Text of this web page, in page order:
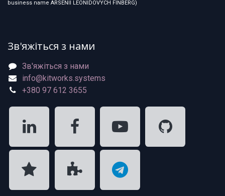
business name ARSENII LEONIDOVYCH FINBERG)
Зв'яжіться з нами
Зв'яжіться з нами
info@kitworks.systems
+380 97 612 3655